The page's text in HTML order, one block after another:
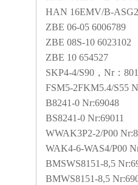
HAN 16EMV/B-
ZBE 06-05 6006789
ZBE 08S-10 6023102
ZBE 10 654527
SKP4-4/S90 ，Nr：
FSM5-2FKM5.4/S55
B8241-0 Nr:69048
BS8241-0 Nr:69011
WWAK3P2-2/P00
WAK4-6-WAS4/P00
BMSWS8151-8,5
BMWS8151-8,5